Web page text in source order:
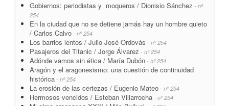
Gobiernos: periodistas y moqueros / Dionisio Sánchez - nº
254
En la ciudad que no se detiene jamás hay un hombre quieto
/ Carlos Calvo - nº 254
Los barrios lentos / Julio José Ordovás - nº 254
Pasajeros del Titanic / Jorge Álvarez - nº 254
Adónde vamos sin ética / María Dubón - nº 254
Aragón y el aragonesismo: una cuestión de continuidad
histórica - nº 254
La erosión de las certezas / Eugenio Mateo - nº 254
Hermosos vencidos / Esteban Villarrocha - nº 254